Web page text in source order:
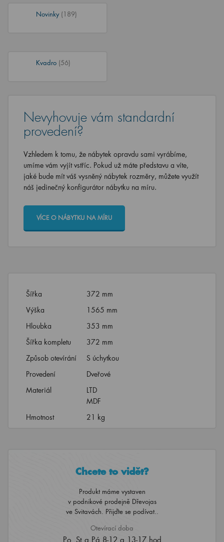
Novinky (189)
Kvadro (56)
Nevyhovuje vám standardní
provedení?
Vzhledem k tomu, že nábytek opravdu sami vyrábíme,
umíme vám vyjít vstříc. Pokud už máte představu a víte,
jaké bude mít váš vysněný nábytek rozměry, můžete využít
náš jedinečný konfigurátor nábytku na míru.
VÍCE O NÁBYTKU NA MÍRU
Šířka
372 mm
Výška
1565 mm
Hloubka
353 mm
Šířka kompletu
372 mm
Způsob otevírání
S úchytkou
Provedení
Dveřové
Materiál
LTD
MDF
Hmotnost
21 kg
Chcete to vidět?
Produkt máme vystaven
v podnikové prodejně Dřevojas
ve Svitavách. Přijďte se podívat..
Otevírací doba
Po, St a Pá 8-12 a 13-17 hod